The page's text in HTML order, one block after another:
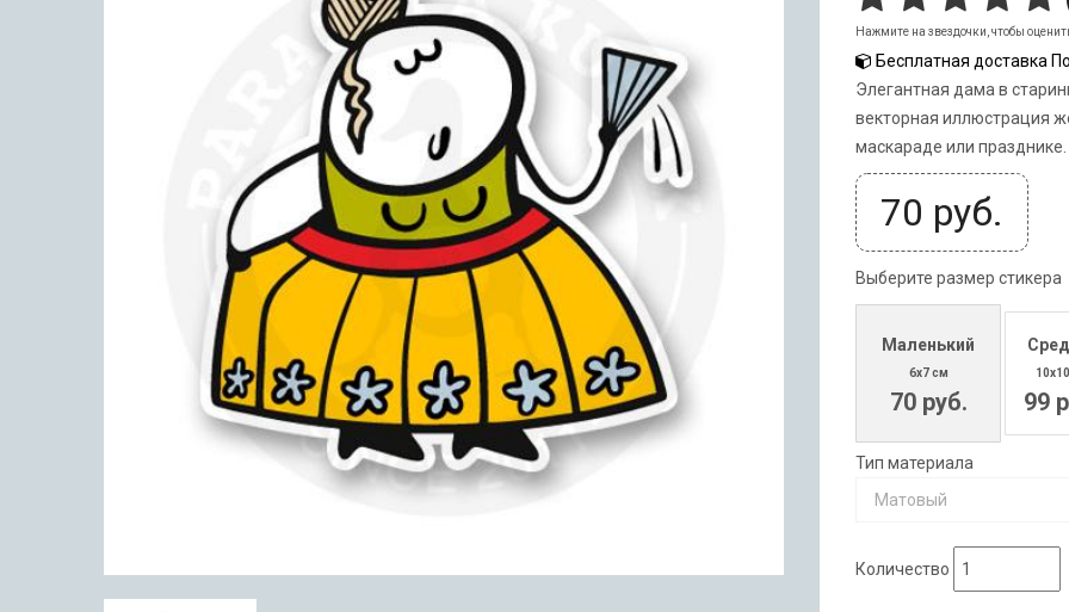
Нажмите на звездочки, чтобы
Бесплатная доставка
Элегантная дама в
векторная иллюстрация
маскараде или празднике.
70 руб.
Выберите размер стикера
Маленький
6x7 см
70 руб. 99
Тип материала
Матовый
Количество